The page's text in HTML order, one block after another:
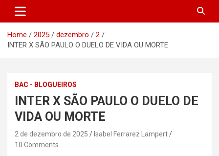
Home 2025 dezembro
2
INTER X SÃO PAULO O DUELO DE VIDA OU MORTE
BAC - BLOGUEIROS
INTER X SÃO PAULO O DUELO DE
VIDA OU MORTE
2 de dezembro de 2025
Isabel Ferrarez Lampert
10 Comments